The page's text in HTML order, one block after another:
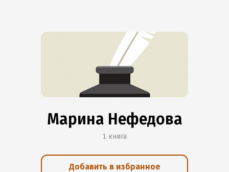
Марина Нефедова
1 книга
Добавить в избранное